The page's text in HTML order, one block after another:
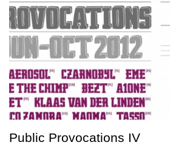
Public Provocations IV